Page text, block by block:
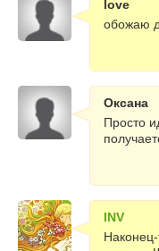
love
обожаю
Оксана
Просто
INV